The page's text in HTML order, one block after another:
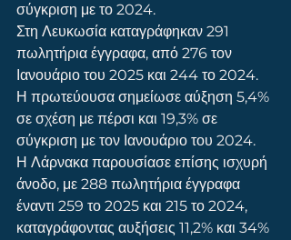
σύγκριση με το 2024.
Στη Λευκωσία καταγράφηκαν 291
πωλητήρια έγγραφα, από 276 τον
Ιανουάριο του 2025 και 244 το 2024.
Η πρωτεύουσα σημείωσε αύξηση 5,4%
σε σχέση με πέρσι και 19,3% σε
σύγκριση με τον Ιανουάριο του 2024.
Η Λάρνακα παρουσίασε επίσης ισχυρή
άνοδο, με 288 πωλητήρια έγγραφα
έναντι 259 το 2025 και 215 το 2024,
καταγράφοντας αυξήσεις 11,2% και 34%